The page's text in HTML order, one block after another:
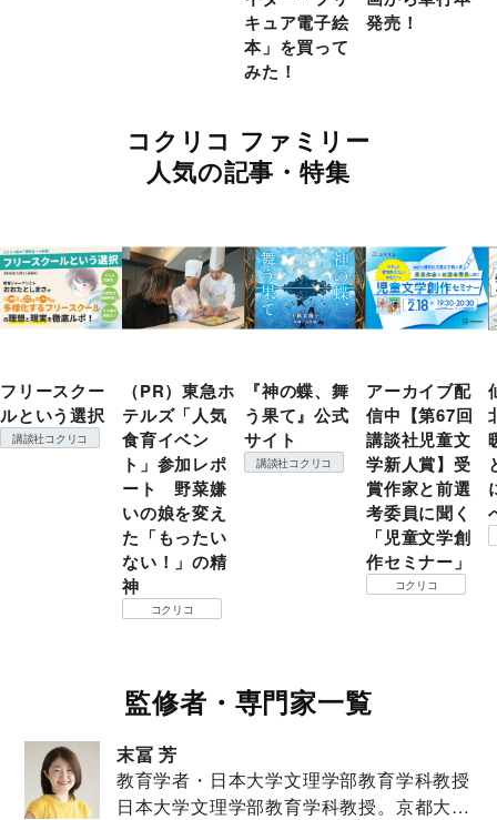
キュア電子絵
本」を買って
みた！
発売！
コクリコ ファミリー
人気の記事・特集
フリースクー
ルという選択
講談社コクリコ
（PR）東急ホ
テルズ「人気
食育イベン
ト」参加レポ
ート 野菜嫌
いの娘を変え
た「もったい
ない！」の精
神
コクリコ
『神の蝶、舞
う果て』公式
サイト
講談社コクリコ
アーカイブ配
信中【第67回
講談社児童文
学新人賞】受
賞作家と前選
考委員に聞く
「児童文学創
作セミナー」
コクリコ
監修者・専門家一覧
末冨 芳
教育学者・日本大学文理学部教育学科教授
日本大学文理学部教育学科教授。京都大学